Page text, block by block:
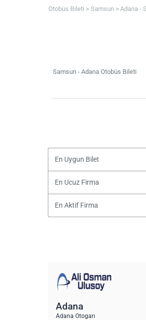
Otobüs Bileti Samsun Adana -
Samsun - Adana Otobüs Bileti
En Uygun Bilet
En Ucuz Firma
En Aktif Firma
Adana
Adana Otogarı